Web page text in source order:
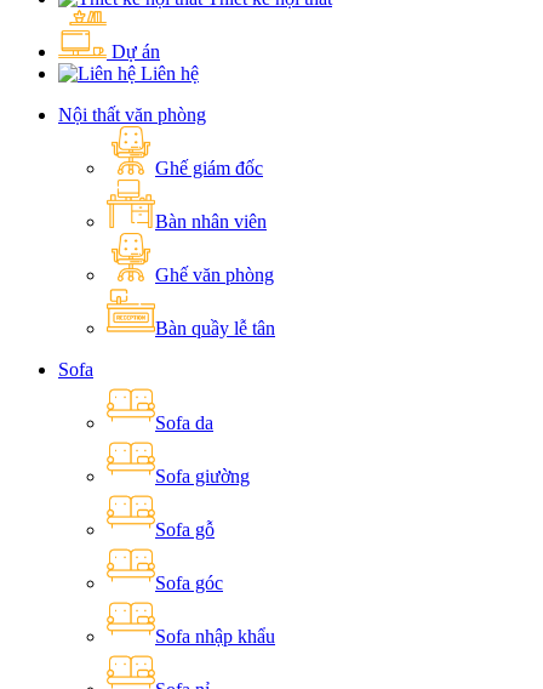
Dự án
Liên hệ
Nội thất văn phòng
Ghế giám đốc
Bàn nhân viên
Ghế văn phòng
Bàn quầy lễ tân
Sofa
Sofa da
Sofa giường
Sofa gỗ
Sofa góc
Sofa nhập khẩu